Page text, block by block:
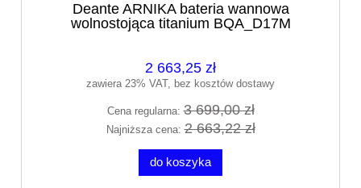
Deante ARNIKA bateria wannowa
wolnostojąca titanium BQA_D17M
2 663,25 zł
zawiera 23% VAT, bez kosztów dostawy
Cena regularna:3 699,00 zł
Najniższa cena:2 663,22 zł
do koszyka